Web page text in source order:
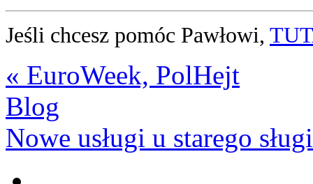
Jeśli chcesz pomóc Pawłowi,
« EuroWeek, PolHejt
Blog
Nowe usługi u starego